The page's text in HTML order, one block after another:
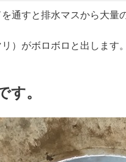
通すと排水マスから大量
）がボロボロと出します。
す。